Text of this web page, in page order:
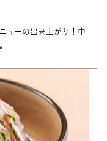
ューの出来上がり！中